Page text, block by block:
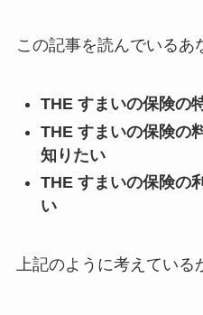
この記事を読んでいるあ
THE すまいの保険の
THE すまいの保険の
知りたい
THE すまいの保険の
い
上記のように考えている